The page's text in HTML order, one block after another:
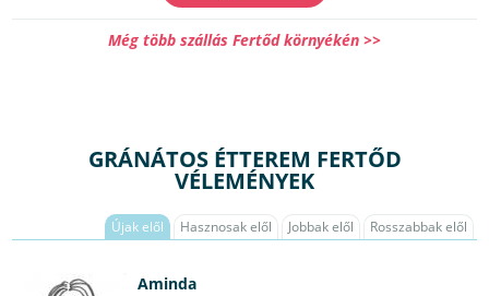
Még több szállás Fertőd környékén >>
GRÁNÁTOS ÉTTEREM FERTŐD
VÉLEMÉNYEK
Újak elől Hasznosak elől Jobbak elől Rosszabbak elől
Aminda